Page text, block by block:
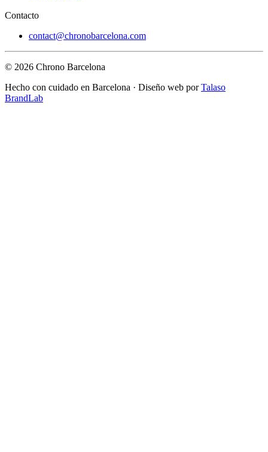
Contacto
contact@chronobarcelona.com
© 2026 Chrono Barcelona
Hecho con cuidado en Barcelona · Diseño web porTalaso
BrandLab